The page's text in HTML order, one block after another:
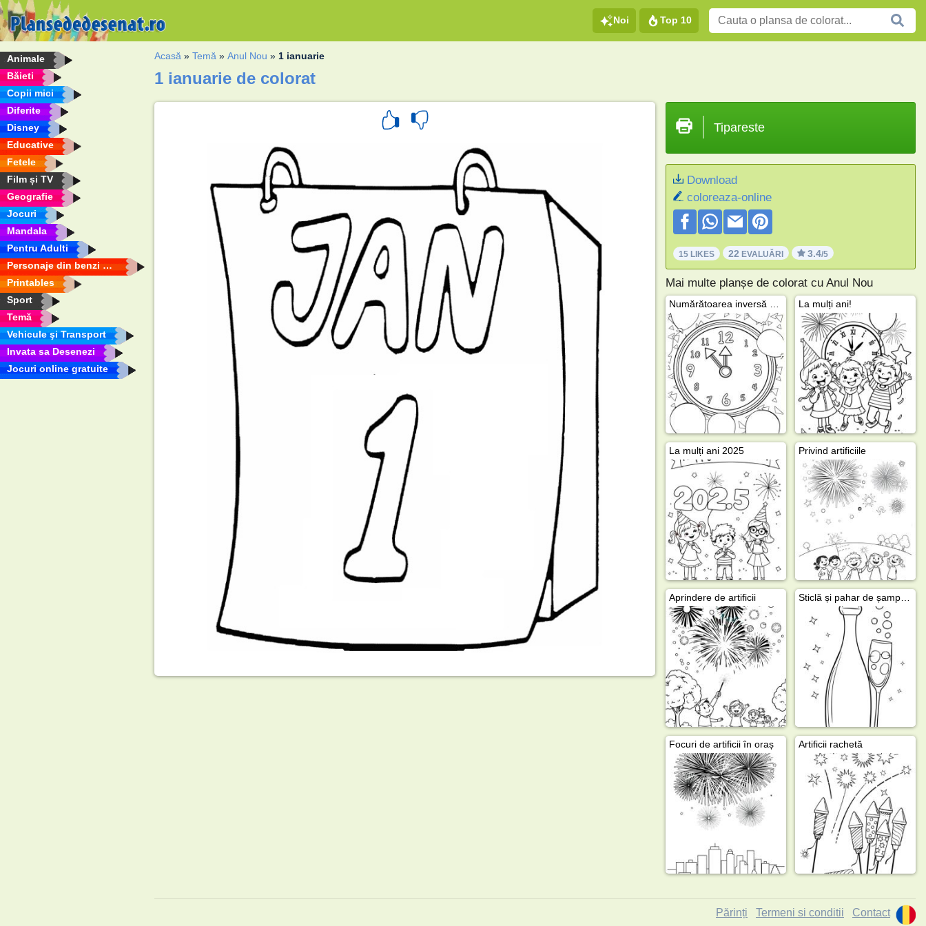
Noi Top 10
Animale
Băieti
Copii mici
Diferite
Disney
Educative
Fetele
Film și TV
Geografie
Jocuri
Mandala
Pentru Adulti
Personaje din benzi desenate
Printables
Sport
Temă
Vehicule şi Transport
Invata sa Desenezi
Jocuri online gratuite
Acasă »Temă »Anul Nou » 1 ianuarie
1 ianuarie de colorat
Tipareste
Download
coloreaza-online
15 LIKES 22 EVALUĂRI 3.4/5
Mai multe planșe de colorat cu Anul Nou
La mulți ani!
La mulți ani 2025 Privind artificiile
Aprindere de artificii Sticlă și pahar de șampanie
Focuri de artificii în oraș Artificii rachetă
Părinți Termeni si conditii Contact